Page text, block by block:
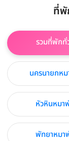
ที่พั
รวมที่พักทั่
นครนายกห
หัวหินหมา
พัทยาหมา